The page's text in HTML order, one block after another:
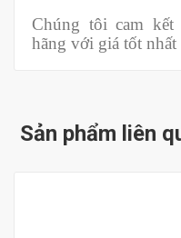
Chúng tôi cam kết
hãng với giá tốt nhất
Sản phẩm liên